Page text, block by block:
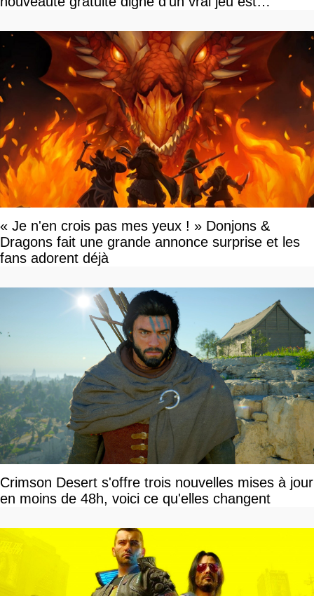
« Je n'en crois pas mes yeux ! » Donjons &
Dragons fait une grande annonce surprise et les
fans adorent déjà
Crimson Desert s'offre trois nouvelles mises à jour
en moins de 48h, voici ce qu'elles changent